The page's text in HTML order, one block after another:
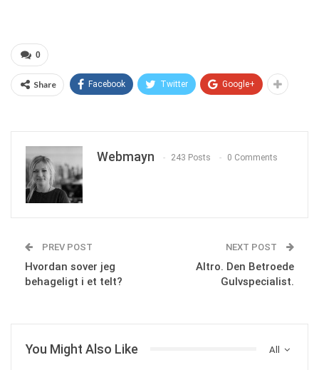
0
Share Facebook Twitter Google+
Webmayn 243 Posts 0 Comments
PREV POST
Hvordan sover jeg
behageligt i et telt?
NEXT POST
Altro. Den Betroede
Gulvspecialist.
All
You Might Also Like